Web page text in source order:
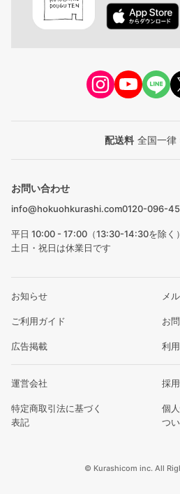
配送料 全国一律
お問い合わせ
info@hokuohkurashi.com0120-096-
平日 10:00 - 17:00（13:30-14:30を除く）
土日・祝日は休業日です
お知らせ メ
ご利用ガイド お
広告掲載 利
運営会社 採
特定商取引法に基づく
表記
個
つ
© Kurashicom inc. All